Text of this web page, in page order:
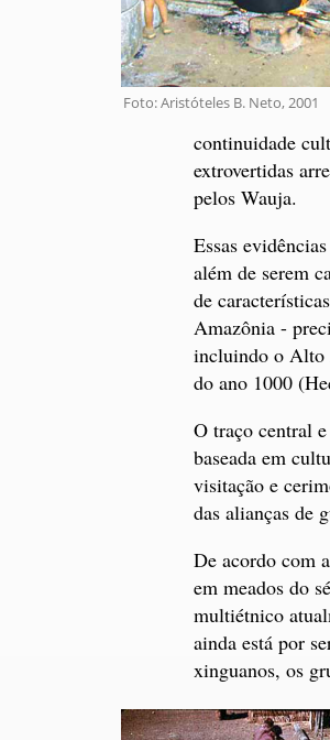
Foto: Aristóteles B. Neto, 2001
continuidade
extrovertidas
pelos Wauja.
Essas
além de serem
de
Amazônia -
incluindo o Alto
do ano 1000
O traço central
baseada em
visitação e
das alianças de
De acordo com
em meados do
multiétnico
ainda está por
xinguanos, os